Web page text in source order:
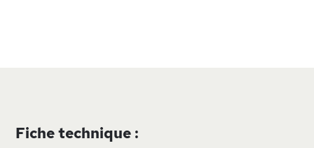
Fiche technique :